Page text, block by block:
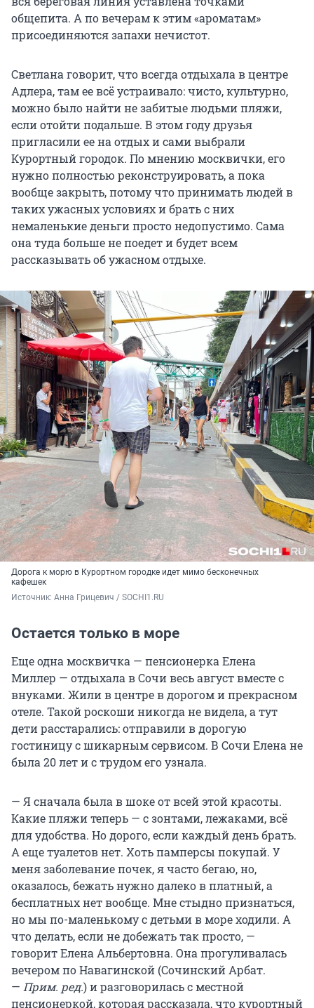
общепита. А по вечерам к этим «ароматам»
присоединяются запахи нечистот.
Светлана говорит, что всегда отдыхала в центре
Адлера, там ее всё устраивало: чисто, культурно,
можно было найти не забитые людьми пляжи,
если отойти подальше. В этом году друзья
пригласили ее на отдых и сами выбрали
Курортный городок. По мнению москвички, его
нужно полностью реконструировать, а пока
вообще закрыть, потому что принимать людей в
таких ужасных условиях и брать с них
немаленькие деньги просто недопустимо. Сама
она туда больше не поедет и будет всем
рассказывать об ужасном отдыхе.
Дорога к морю в Курортном городке идет мимо бесконечных
кафешек
Источник: Анна Грицевич / SOCHI1.RU
Остается только в море
Еще одна москвичка — пенсионерка Елена
Миллер — отдыхала в Сочи весь август вместе с
внуками. Жили в центре в дорогом и прекрасном
отеле. Такой роскоши никогда не видела, а тут
дети расстарались: отправили в дорогую
гостиницу с шикарным сервисом. В Сочи Елена не
была 20 лет и с трудом его узнала.
— Я сначала была в шоке от всей этой красоты.
Какие пляжи теперь — с зонтами, лежаками, всё
для удобства. Но дорого, если каждый день брать.
А еще туалетов нет. Хоть памперсы покупай. У
меня заболевание почек, я часто бегаю, но,
оказалось, бежать нужно далеко в платный, а
бесплатных нет вообще. Мне стыдно признаться,
но мы по-маленькому с детьми в море ходили. А
что делать, если не добежать так просто, —
говорит Елена Альбертовна. Она прогуливалась
вечером по Навагинской (Сочинский Арбат.
— Прим. ред.) и разговорилась с местной
пенсионеркой, которая рассказала, что курортный